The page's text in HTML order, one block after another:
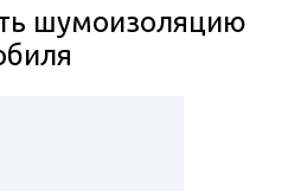
шумоизоляцию